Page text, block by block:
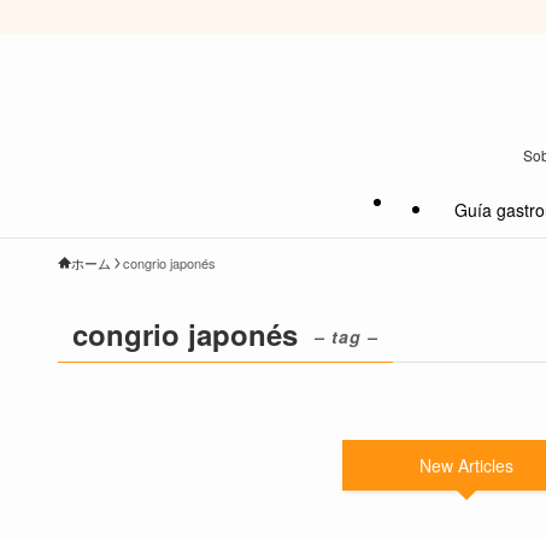
Guía
ホーム congrio japonés
congrio japonés – tag –
New Articles